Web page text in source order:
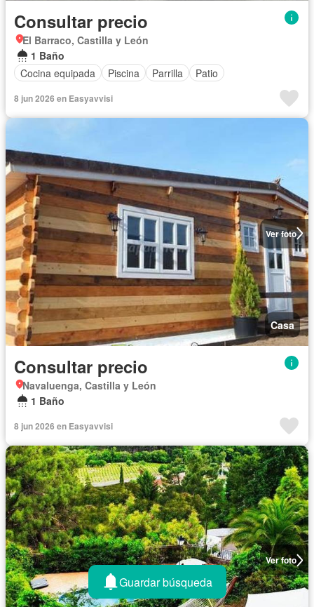
Consultar precio
El Barraco, Castilla y León
1 Baño
Cocina equipada
Piscina Parrilla Patio
8 jun 2026 en Easyavvisi
Ver foto
Casa
Consultar precio
Navaluenga, Castilla y León
1 Baño
8 jun 2026 en Easyavvisi
Ver foto
Guardar búsqueda